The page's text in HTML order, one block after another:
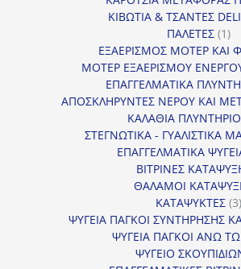
ΚΙΒΩΤΙΑ & ΤΣΑΝΤΕΣ
ΠΑΛΕΤΕΣ 11
ΕΞΑΕΡΙΣΜΟΣ ΜΟΤΕΡ ΚΑΙ
ΜΟΤΕΡ ΕΞΑΕΡΙΣΜΟΥ
ΕΠΑΓΓΕΛΜΑΤΙΚΑ
ΑΠΟΣΚΛΗΡΥΝΤΕΣ ΝΕΡΟΥ ΚΑΙ
ΚΑΛΑΘΙΑ
ΣΤΕΓΝΩΤΙΚΑ - ΓΥΑΛΙΣΤΙΚΑ
ΕΠΑΓΓΕΛΜΑΤΙΚΑ
ΒΙΤΡΙΝΕΣ
ΘΑΛΑΜΟΙ
ΚΑΤΑΨΥΚΤΕΣ 33
ΨΥΓΕΙΑ ΠΑΓΚΟΙ ΣΥΝΤΗΡΗΣΗΣ
ΨΥΓΕΙΑ ΠΑΓΚΟΙ ΑΝΩ
ΨΥΓΕΙΟ